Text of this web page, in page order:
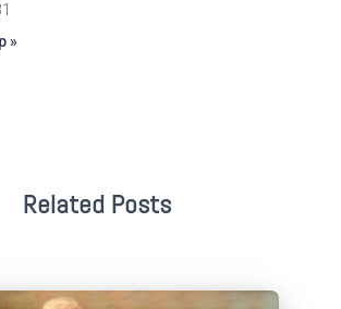
»
Related Posts